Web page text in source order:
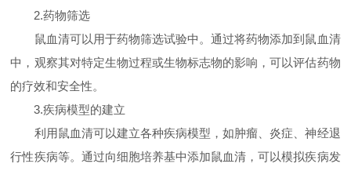
2.药物筛选
鼠血清可以用于药物筛选试验中。通过将药物添加到鼠血清
中，观察其对特定生物过程或生物标志物的影响，可以评估药物
的疗效和安全性。
3.疾病模型的建立
利用鼠血清可以建立各种疾病模型，如肿瘤、炎症、神经退
行性疾病等。通过向细胞培养基中添加鼠血清，可以模拟疾病发